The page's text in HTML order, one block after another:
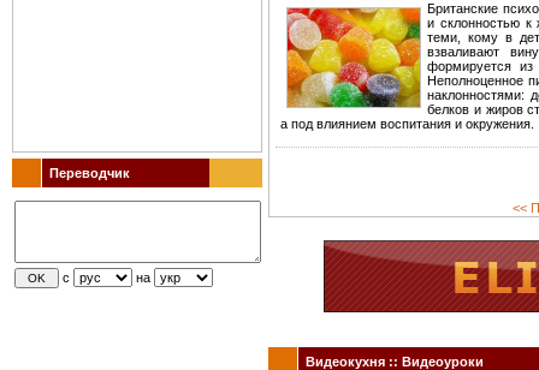
Переводчик
с на
Британские
и склонностью к
теми, кому в
взваливают
формируется из
Неполноценное
наклонностями:
белков и жиров
а под влиянием воспитания и окружения.
<<
Видеокухня :: Видеоуроки